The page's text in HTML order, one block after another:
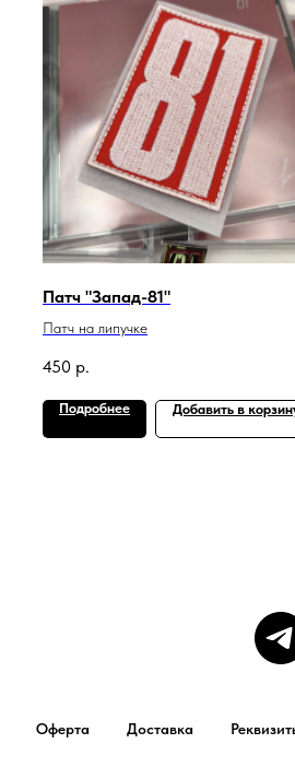
Патч "Запад-81"
Патч на липучке
450 р.
Подробнее Добавить в
Оферта Доставка